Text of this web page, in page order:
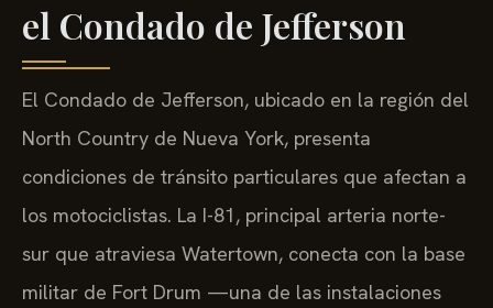
el Condado de Jefferson
El Condado de Jefferson, ubicado en la región del
North Country de Nueva York, presenta
condiciones de tránsito particulares que afectan a
los motociclistas. La I-81, principal arteria norte-
sur que atraviesa Watertown, conecta con la base
militar de Fort Drum —una de las instalaciones